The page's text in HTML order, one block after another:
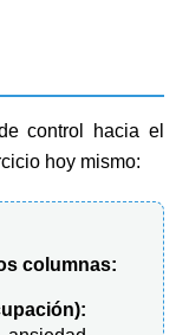
control hacia el
hoy mismo:
columnas: